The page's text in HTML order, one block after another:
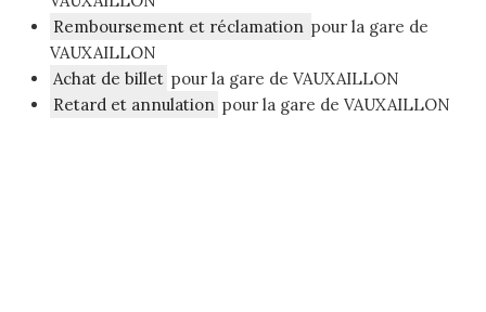
Remboursement et réclamation pour la gare de
VAUXAILLON
Achat de billet pour la gare de VAUXAILLON
Retard et annulation pour la gare de VAUXAILLON